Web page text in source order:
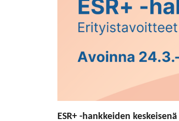
ESR+ -hankkeiden